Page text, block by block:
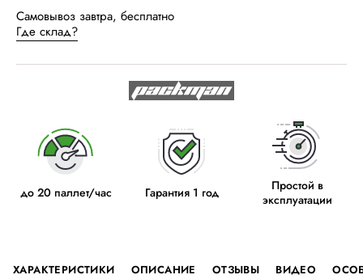
до 20 паллет/час Гарантия 1 год
Простой в
эксплуатации
Самовывоз завтра, бесплатно
Где склад?
ХАРАКТЕРИСТИКИ ОПИСАНИЕ ОТЗЫВЫ ВИДЕО